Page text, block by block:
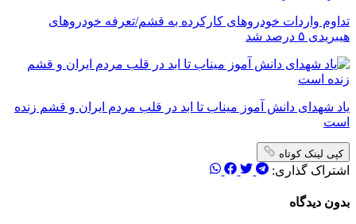
تداوم واردات خودروهای کارکرده به قشم/تعرفه خودروهای
هیبریدی ۵ درصد شد
یاد شهدای دانش آموز میناب تا ابد در قلب مردم ایران و قشم زنده
است
کپی لینک کوتاه
اشتراک گذاری:
بدون دیدگاه